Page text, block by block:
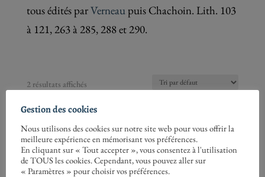
tous édités parVerneaupuis Chachoin. Lith. 103
à 121, 263 à 285, 288 et 290.
2 résultats affichés
Gestion des cookies
Nous utilisons des cookies sur notre site web pour vous offrir la
meilleure expérience en mémorisant vos préférences.
En cliquant sur « Tout accepter », vous consentez à l'utilisation
de TOUS les cookies. Cependant, vous pouvez aller sur
« Paramètres » pour choisir vos préférences.